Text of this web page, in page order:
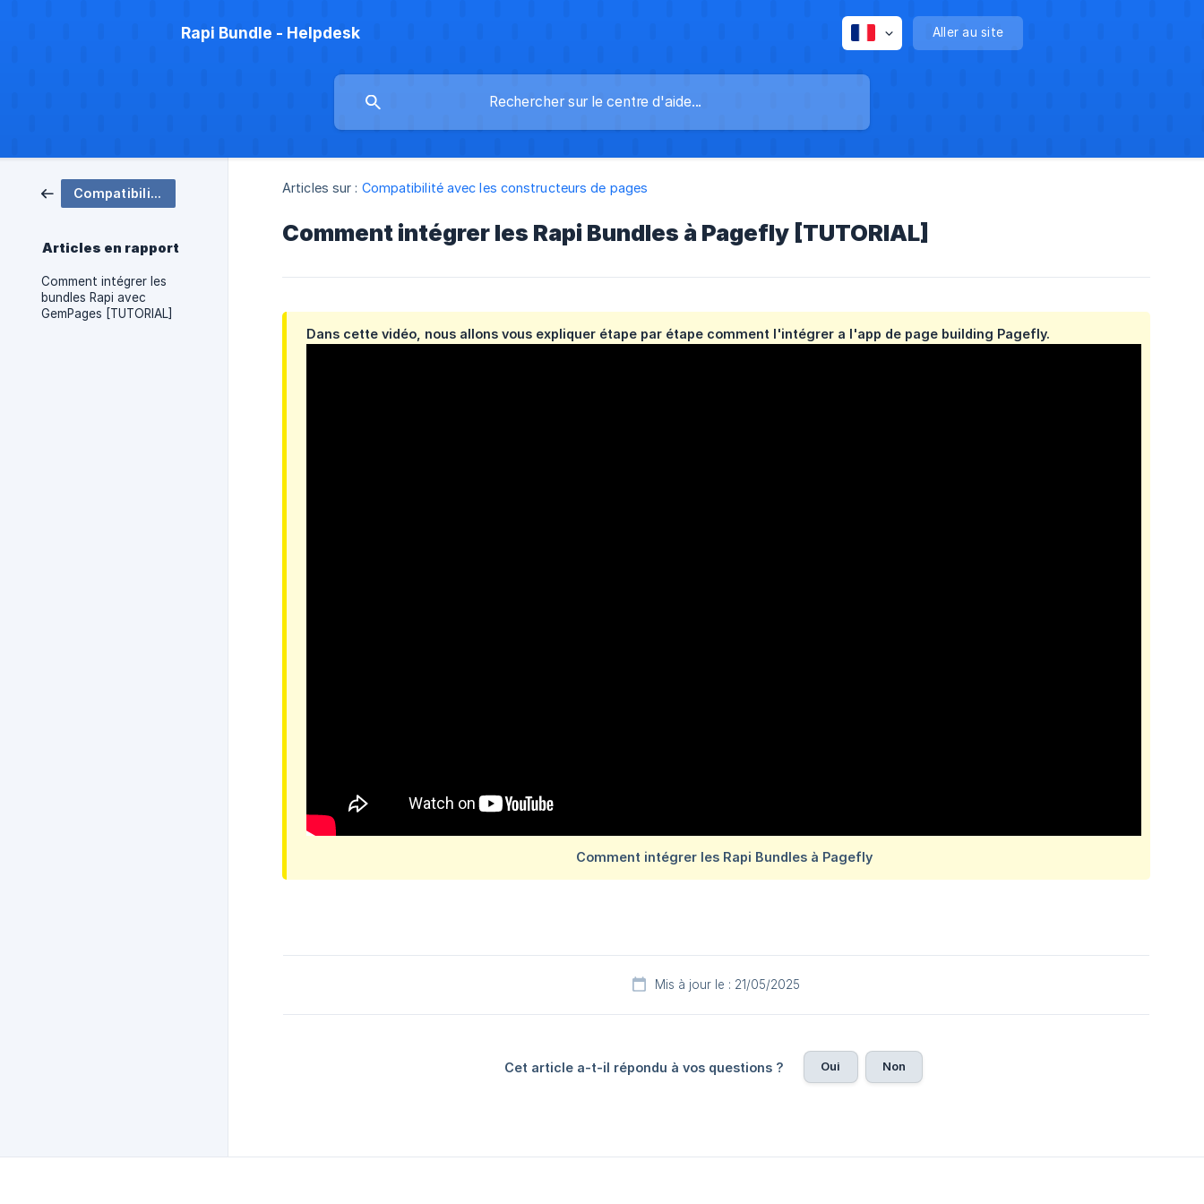
Rapi Bundle - Helpdesk Aller au site
Compatibilité avec les constructeurs de pages
Articles en rapport
Comment intégrer les
bundles Rapi avec
GemPages [TUTORIAL]
Articles sur : Compatibilité avec les constructeurs de pages
Comment intégrer les Rapi Bundles à Pagefly [TUTORIAL]
Dans cette vidéo, nous allons vous expliquer étape par étape comment l'intégrer a l'app de page building Pagefly.
Mis à jour le : 21/05/2025
Cet article a-t-il répondu à vos questions ? Oui Non